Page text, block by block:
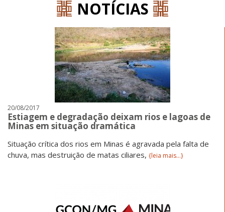
NOTÍCIAS
20/08/2017
Estiagem e degradação deixam rios e lagoas de
Minas em situação dramática
Situação crítica dos rios em Minas é agravada pela falta de
chuva, mas destruição de matas ciliares, {leia mais...}